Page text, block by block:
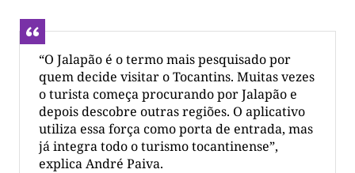
“O Jalapão é o termo mais pesquisado por
quem decide visitar o Tocantins. Muitas vezes
o turista começa procurando por Jalapão e
depois descobre outras regiões. O aplicativo
utiliza essa força como porta de entrada, mas
já integra todo o turismo tocantinense”,
explica André Paiva.